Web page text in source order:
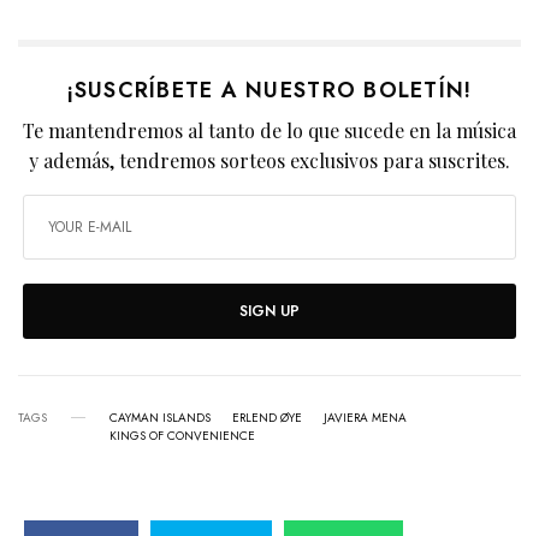
¡SUSCRÍBETE A NUESTRO BOLETÍN!
Te mantendremos al tanto de lo que sucede en la música
y además, tendremos sorteos exclusivos para suscrites.
SIGN UP
TAGS CAYMAN ISLANDS ERLEND ØYE
JAVIERA MENA
KINGS OF CONVENIENCE